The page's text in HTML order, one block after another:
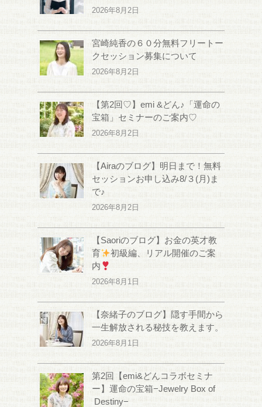
2026年8月2日
宮崎純香の６０分無料フリートー
クセッション募集について
2026年8月2日
【第2回♡】emi &どん♪「運命の
宝箱」セミナーのご案内♡
2026年8月2日
【Airaのブログ】明日まで！無料
セッションお申し込み8/３(月)ま
で♪
2026年8月2日
【Saoriのブログ】お金の英才教
育
初級編、リアル開催のご案
内
2026年8月1日
【奈緒子のブログ】隠す手間から
一生解放される秘技を教えます。
2026年8月1日
第2回【emi&どんコラボセミナ
ー】運命の宝箱−Jewelry Box of
Destiny−